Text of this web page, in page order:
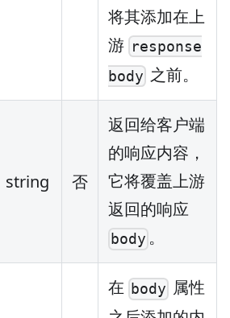
将其添加在上
游 response
body 之前。
string 否
返回给客户端
的响应内容，
它将覆盖上游
返回的响应
body 。
在 body 属性